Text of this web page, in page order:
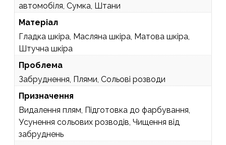
автомобіля, Сумка, Штани
Матеріал
Гладка шкіра, Масляна шкіра, Матова шкіра,
Штучна шкіра
Проблема
Забруднення, Плями, Сольові розводи
Призначення
Видалення плям, Підготовка до фарбування,
Усунення сольових розводів, Чищення від
забруднень